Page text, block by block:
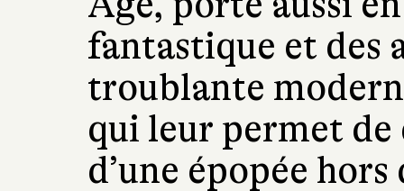
fantastique et des
troublante
qui leur permet de
d’une épopée